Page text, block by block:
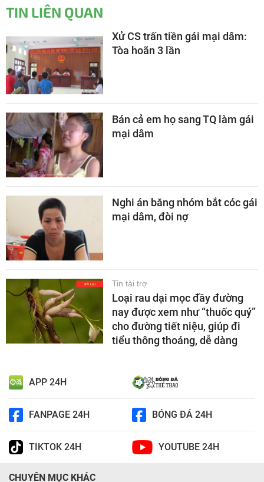
TIN LIÊN QUAN
Xử CS trấn tiền gái mại dâm:
Tòa hoãn 3 lần
Bán cả em họ sang TQ làm gái
mại dâm
Nghi án băng nhóm bắt cóc gái
mại dâm, đòi nợ
Tin tài trợ
Loại rau dại mọc đầy đường
nay được xem như “thuốc quý”
cho đường tiết niệu, giúp đi
tiểu thông thoáng, dễ dàng
APP 24H
FANPAGE 24H BÓNG ĐÁ 24H
TIKTOK 24H YOUTUBE 24H
CHUYÊN MỤC KHÁC